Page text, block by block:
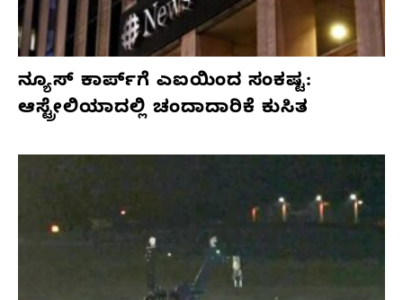
ನ್ಯೂಸ್ ಕಾರ್ಪ್‌ಗೆ ಎಐಯಿಂದ ಸಂಕಷ್ಟ:
ಆಸ್ಟ್ರೇಲಿಯಾದಲ್ಲಿ ಚಂದಾದಾರಿಕೆ ಕುಸಿತ